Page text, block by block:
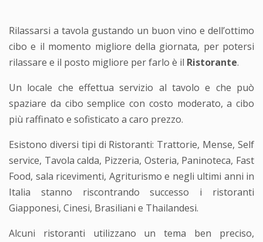
Rilassarsi a tavola gustando un buon vino e dell’ottimo
cibo e il momento migliore della giornata, per potersi
rilassare e il posto migliore per farlo è il Ristorante.
Un locale che effettua servizio al tavolo e che può
spaziare da cibo semplice con costo moderato, a cibo
più raffinato e sofisticato a caro prezzo.
Esistono diversi tipi di Ristoranti: Trattorie, Mense, Self
service, Tavola calda, Pizzeria, Osteria, Paninoteca, Fast
Food, sala ricevimenti, Agriturismo e negli ultimi anni in
Italia stanno riscontrando successo i ristoranti
Giapponesi, Cinesi, Brasiliani e Thailandesi.
Alcuni ristoranti utilizzano un tema ben preciso,